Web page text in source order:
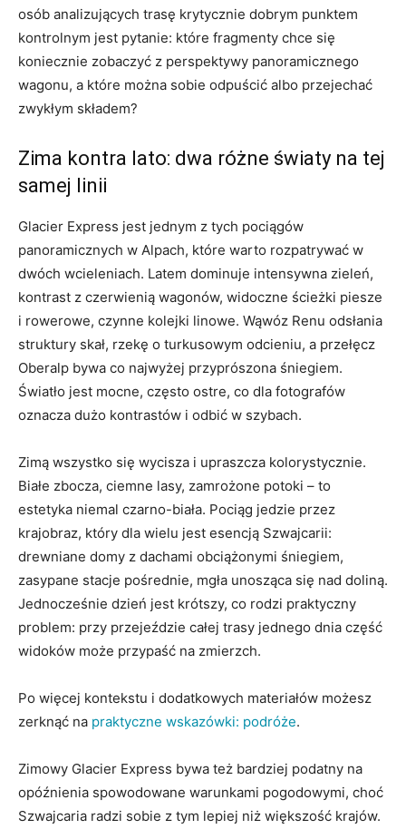
osób analizujących trasę krytycznie dobrym punktem
kontrolnym jest pytanie: które fragmenty chce się
koniecznie zobaczyć z perspektywy panoramicznego
wagonu, a które można sobie odpuścić albo przejechać
zwykłym składem?
Zima kontra lato: dwa różne światy na tej
samej linii
Glacier Express jest jednym z tych pociągów
panoramicznych w Alpach, które warto rozpatrywać w
dwóch wcieleniach. Latem dominuje intensywna zieleń,
kontrast z czerwienią wagonów, widoczne ścieżki piesze
i rowerowe, czynne kolejki linowe. Wąwóz Renu odsłania
struktury skał, rzekę o turkusowym odcieniu, a przełęcz
Oberalp bywa co najwyżej przyprószona śniegiem.
Światło jest mocne, często ostre, co dla fotografów
oznacza dużo kontrastów i odbić w szybach.
Zimą wszystko się wycisza i upraszcza kolorystycznie.
Białe zbocza, ciemne lasy, zamrożone potoki – to
estetyka niemal czarno-biała. Pociąg jedzie przez
krajobraz, który dla wielu jest esencją Szwajcarii:
drewniane domy z dachami obciążonymi śniegiem,
zasypane stacje pośrednie, mgła unosząca się nad doliną.
Jednocześnie dzień jest krótszy, co rodzi praktyczny
problem: przy przejeździe całej trasy jednego dnia część
widoków może przypaść na zmierzch.
Po więcej kontekstu i dodatkowych materiałów możesz
zerknąć na praktyczne wskazówki: podróże.
Zimowy Glacier Express bywa też bardziej podatny na
opóźnienia spowodowane warunkami pogodowymi, choć
Szwajcaria radzi sobie z tym lepiej niż większość krajów.